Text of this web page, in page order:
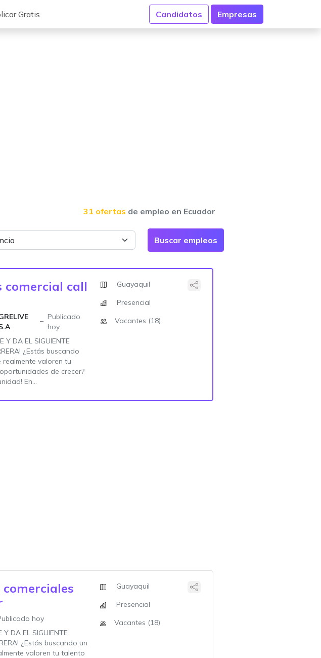
Gratis Candidatos Empresas
31 ofertas de empleo en Ecuador
comercial call
Publicado
hoy
Y DA EL SIGUIENTE
¿Estás buscando
valoren tu
de crecer?
En...
Guayaquil
Presencial
Vacantes (18)
hoy
Y DA EL SIGUIENTE
¿Estás buscando un
valoren tu talento
Guayaquil
Presencial
Vacantes (18)